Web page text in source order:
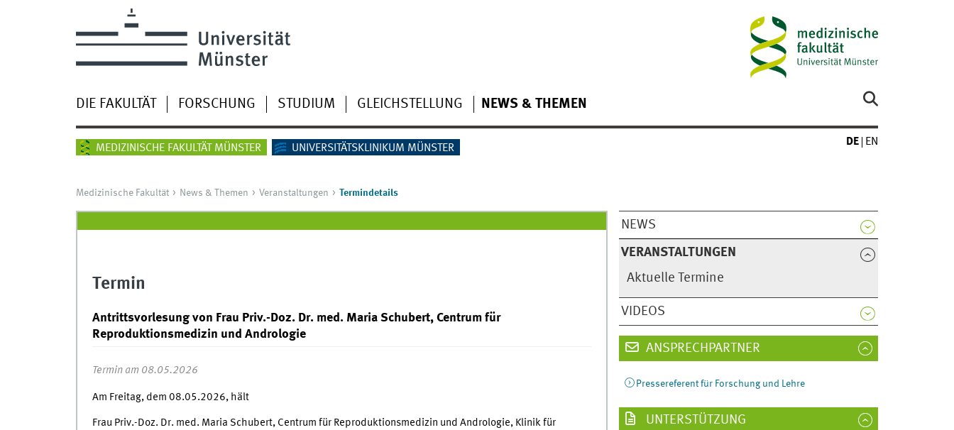
DIE FAKULTÄT FORSCHUNG STUDIUM GLEICHSTELLUNG NEWS & THEMEN
MEDIZINISCHE FAKULTÄT MÜNSTER UNIVERSITÄTSKLINIKUM MÜNSTER
DE EN
Medizinische Fakultät News & Themen Veranstaltungen Termindetails
NEWS
VERANSTALTUNGEN
Aktuelle Termine
VIDEOS
Termin
Antrittsvorlesung von Frau Priv.-Doz. Dr. med. Maria Schubert, Centrum für
Reproduktionsmedizin und Andrologie
Termin am 08.05.2026
Am Freitag, dem 08.05.2026, hält
Frau Priv.-Doz. Dr. med. Maria Schubert, Centrum für Reproduktionsmedizin und Andrologie, Klinik für
ANSPRECHPARTNER
Pressereferent für Forschung und Lehre
UNTERSTÜTZUNG